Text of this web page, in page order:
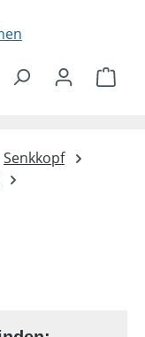
Senkkopf